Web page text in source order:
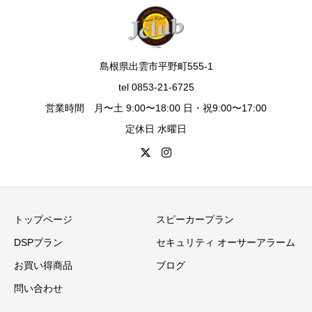
島根県出雲市平野町555-1
tel 0853-21-6725
営業時間 月〜土 9:00〜18:00 日・祝9:00〜17:00
定休日 水曜日
トップページ スピーカープラン
DSPプラン セキュリティ オーサーアラーム
お買い得商品 ブログ
問い合わせ